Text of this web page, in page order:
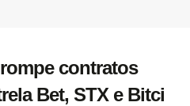
contratos
Bet, STX e Bitci